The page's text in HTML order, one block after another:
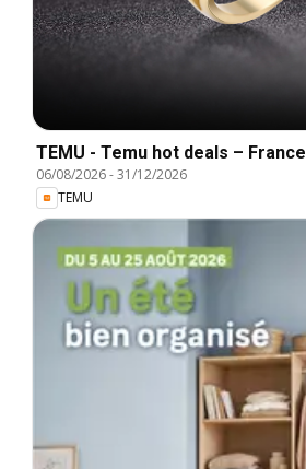
TEMU - Temu hot deals – France
06/08/2026-31/12/2026
TEMU